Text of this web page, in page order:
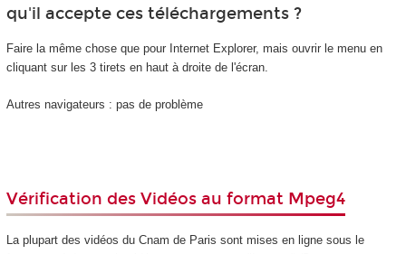
qu'il accepte ces téléchargements ?
Faire la même chose que pour Internet Explorer, mais ouvrir le menu en
cliquant sur les 3 tirets en haut à droite de l'écran.
Autres navigateurs : pas de problème
Vérification des Vidéos au format Mpeg4
La plupart des vidéos du Cnam de Paris sont mises en ligne sous le